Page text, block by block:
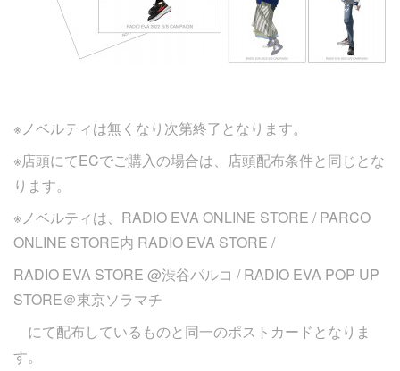
※ノベルティは無くなり次第終了となります。
※店頭にてECでご購入の場合は、店頭配布条件と同じとな
ります。
※ノベルティは、RADIO EVA ONLINE STORE / PARCO
ONLINE STORE内 RADIO EVA STORE /
RADIO EVA STORE @渋谷パルコ / RADIO EVA POP UP
STORE＠東京ソラマチ
にて配布しているものと同一のポストカードとなりま
す。